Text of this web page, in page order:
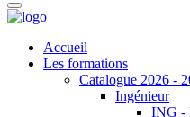
Accueil
Les formations
Catalogue 2026 -
Ingénieur
ING -